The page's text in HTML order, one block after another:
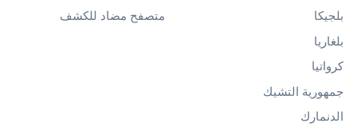
بلجيكا
بلغاريا
كرواتيا
جمهورية التشيك
الدنمارك
متصفح مضاد للكشف